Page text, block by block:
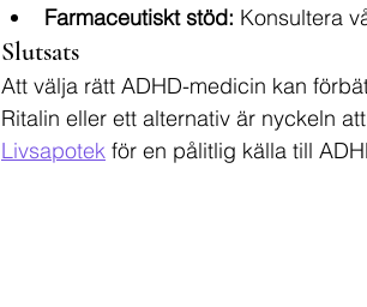
Farmaceutiskt stöd: Konsultera
Slutsats
Att välja rätt ADHD-medicin kan
Ritalin eller ett alternativ är nyckeln
Livsapotek för en pålitlig källa till